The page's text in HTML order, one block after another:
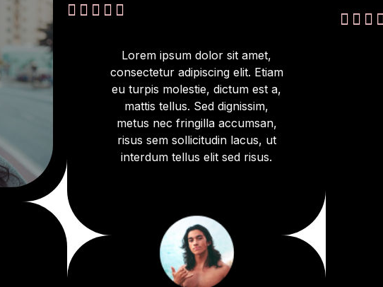
    
Lorem ipsum dolor sit amet,
consectetur adipiscing elit. Etiam
eu turpis molestie, dictum est a,
mattis tellus. Sed dignissim,
metus nec fringilla accumsan,
risus sem sollicitudin lacus, ut
interdum tellus elit sed risus.
  